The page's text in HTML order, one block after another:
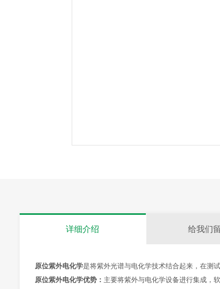
详细介绍 给我们
原位紫外电化学是将紫外光谱与电化学技术结合起来，在测
原位紫外电化学优势： 主要将紫外与电化学设备进行集成，